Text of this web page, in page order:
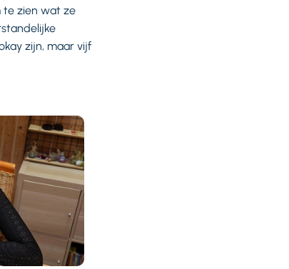
te zien wat ze
zijn, maar vijf